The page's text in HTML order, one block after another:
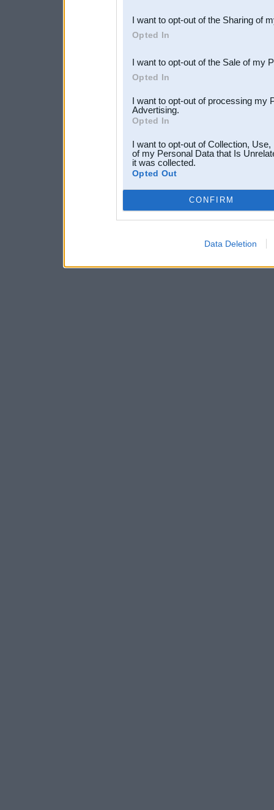
Downstream Participants
third parties.
I want to opt-out of the Sharing of
Opted In
I want to opt-out of the Sale of my
Opted In
I want to opt-out of processing my
Advertising.
Opted In
I want to opt-out of Collection,
of my Personal Data that Is
it was collected.
Opted Out
CONFIRM
Data Deletion